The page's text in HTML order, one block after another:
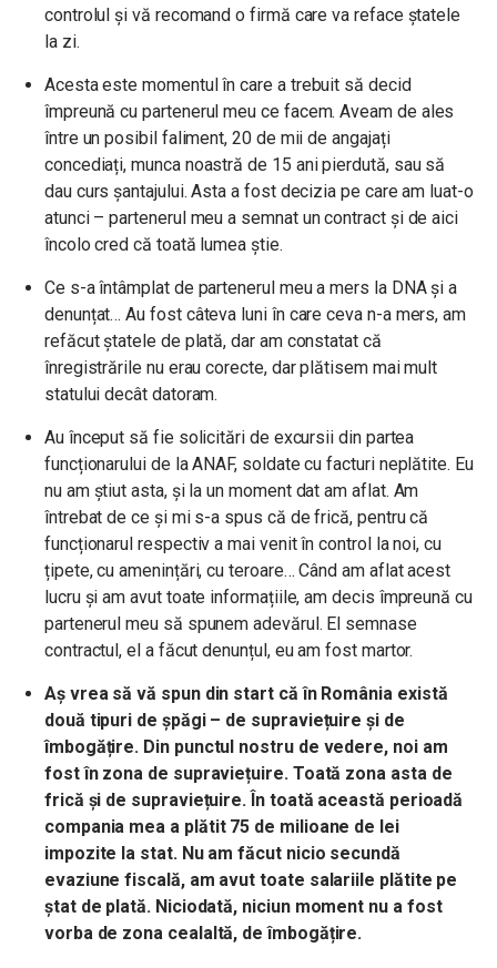
controlul și vă recomand o firmă care va reface ștatele
la zi.
Acesta este momentul în care a trebuit să decid
împreună cu partenerul meu ce facem. Aveam de ales
între un posibil faliment, 20 de mii de angajați
concediați, munca noastră de 15 ani pierdută, sau să
dau curs șantajului. Asta a fost decizia pe care am luat-o
atunci – partenerul meu a semnat un contract și de aici
încolo cred că toată lumea știe.
Ce s-a întâmplat de partenerul meu a mers la DNA și a
denunțat… Au fost câteva luni în care ceva n-a mers, am
refăcut ștatele de plată, dar am constatat că
înregistrările nu erau corecte, dar plătisem mai mult
statului decât datoram.
Au început să fie solicitări de excursii din partea
funcționarului de la ANAF, soldate cu facturi neplătite. Eu
nu am știut asta, și la un moment dat am aflat. Am
întrebat de ce și mi s-a spus că de frică, pentru că
funcționarul respectiv a mai venit în control la noi, cu
țipete, cu amenințări, cu teroare… Când am aflat acest
lucru și am avut toate informațiile, am decis împreună cu
partenerul meu să spunem adevărul. El semnase
contractul, el a făcut denunțul, eu am fost martor.
Aș vrea să vă spun din start că în România există
două tipuri de șpăgi – de supraviețuire și de
îmbogățire. Din punctul nostru de vedere, noi am
fost în zona de supraviețuire. Toată zona asta de
frică și de supraviețuire. În toată această perioadă
compania mea a plătit 75 de milioane de lei
impozite la stat. Nu am făcut nicio secundă
evaziune fiscală, am avut toate salariile plătite pe
ștat de plată. Niciodată, niciun moment nu a fost
vorba de zona cealaltă, de îmbogățire.